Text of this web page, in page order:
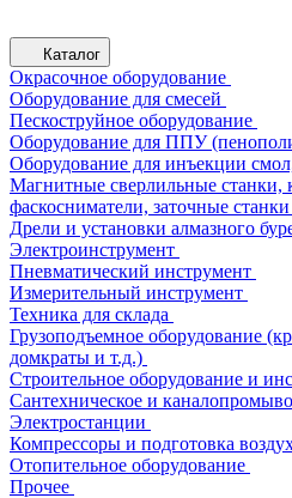
Каталог
Окрасочное оборудование
Оборудование для смесей
Пескоструйное оборудование
Оборудование для ППУ
Оборудование для инъекции
Магнитные сверлильные станки,
фаскосниматели, заточные станки
Дрели и установки алмазного
Электроинструмент
Пневматический инструмент
Измерительный инструмент
Техника для склада
Грузоподъемное оборудование
домкраты и т.д.)
Строительное оборудование и
Сантехническое и
Электростанции
Компрессоры и подготовка
Отопительное оборудование
Прочее